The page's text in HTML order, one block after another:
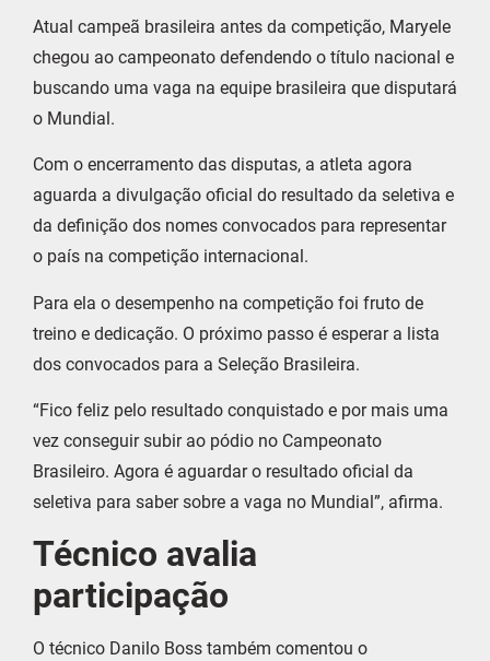
Atual campeã brasileira antes da competição, Maryele
chegou ao campeonato defendendo o título nacional e
buscando uma vaga na equipe brasileira que disputará
o Mundial.
Com o encerramento das disputas, a atleta agora
aguarda a divulgação oficial do resultado da seletiva e
da definição dos nomes convocados para representar
o país na competição internacional.
Para ela o desempenho na competição foi fruto de
treino e dedicação. O próximo passo é esperar a lista
dos convocados para a Seleção Brasileira.
“Fico feliz pelo resultado conquistado e por mais uma
vez conseguir subir ao pódio no Campeonato
Brasileiro. Agora é aguardar o resultado oficial da
seletiva para saber sobre a vaga no Mundial”, afirma.
Técnico avalia
participação
O técnico Danilo Boss também comentou o